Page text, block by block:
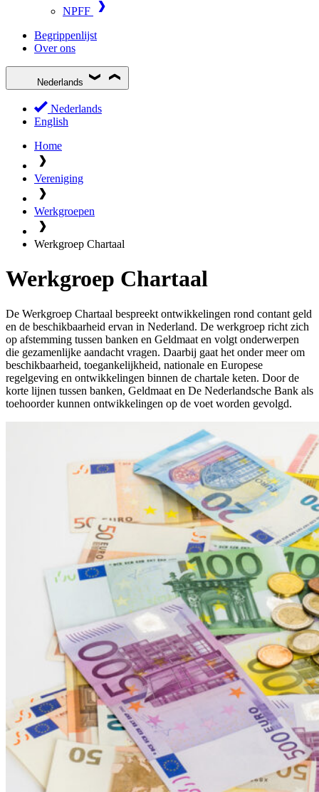
NPFF
Begrippenlijst
Over ons
Nederlands
Nederlands
English
Home
Vereniging
Werkgroepen
Werkgroep Chartaal
Werkgroep Chartaal
De Werkgroep Chartaal bespreekt ontwikkelingen rond contant geld
en de beschikbaarheid ervan in Nederland. De werkgroep richt zich
op afstemming tussen banken en Geldmaat en volgt onderwerpen
die gezamenlijke aandacht vragen. Daarbij gaat het onder meer om
beschikbaarheid, toegankelijkheid, nationale en Europese
regelgeving en ontwikkelingen binnen de chartale keten. Door de
korte lijnen tussen banken, Geldmaat en De Nederlandsche Bank als
toehoorder kunnen ontwikkelingen op de voet worden gevolgd.